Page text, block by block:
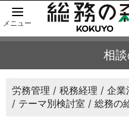
メニュー
相
労務管理 税務経理 企業
テーマ別検討室
総務の